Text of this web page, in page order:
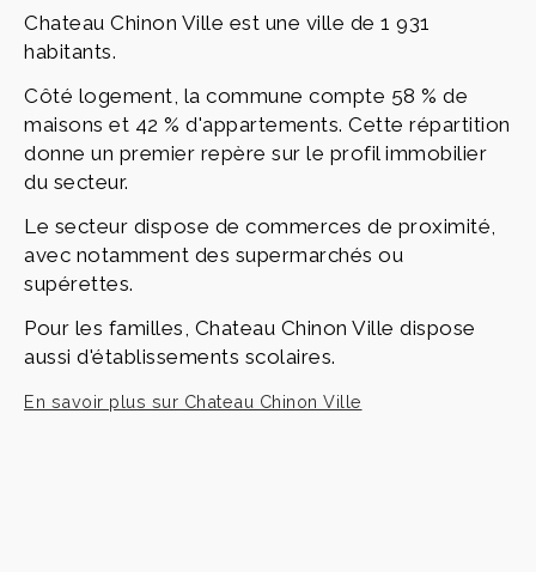
Chateau Chinon Ville est une ville de 1 931
habitants.
Côté logement, la commune compte 58 % de
maisons et 42 % d'appartements. Cette répartition
donne un premier repère sur le profil immobilier
du secteur.
Le secteur dispose de commerces de proximité,
avec notamment des supermarchés ou
supérettes.
Pour les familles, Chateau Chinon Ville dispose
aussi d'établissements scolaires.
En savoir plus sur Chateau Chinon Ville